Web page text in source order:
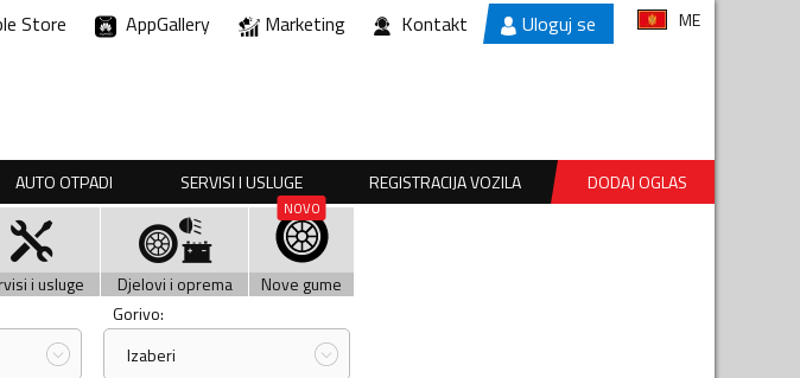
Store AppGallery Marketing Kontakt Uloguj se ME
AUTO OTPADI SERVISI I USLUGE REGISTRACIJA VOZILA DODAJ OGLAS
i usluge Djelovi i oprema
Nove gume
Gorivo:
Izaberi